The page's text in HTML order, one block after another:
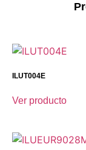
ILUT004E
Ver producto